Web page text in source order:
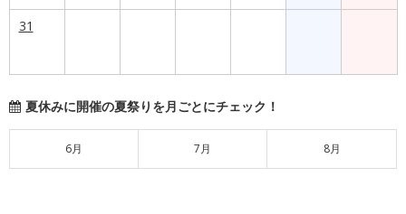
31
夏休みに開催の夏祭りを月ごとにチェック！
6月 7月 8月